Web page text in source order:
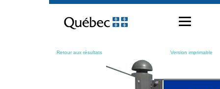
contenu
Retour aux résultats Version imprimable